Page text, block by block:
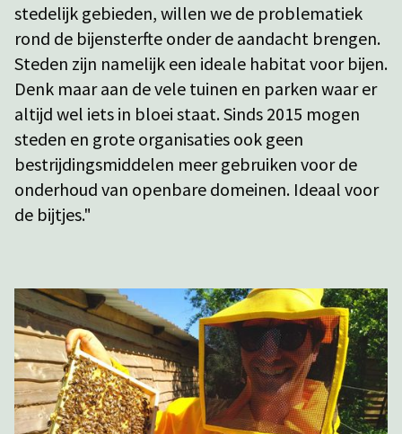
stedelijk gebieden, willen we de problematiek
rond de bijensterfte onder de aandacht brengen.
Steden zijn namelijk een ideale habitat voor bijen.
Denk maar aan de vele tuinen en parken waar er
altijd wel iets in bloei staat. Sinds 2015 mogen
steden en grote organisaties ook geen
bestrijdingsmiddelen meer gebruiken voor de
onderhoud van openbare domeinen. Ideaal voor
de bijtjes."